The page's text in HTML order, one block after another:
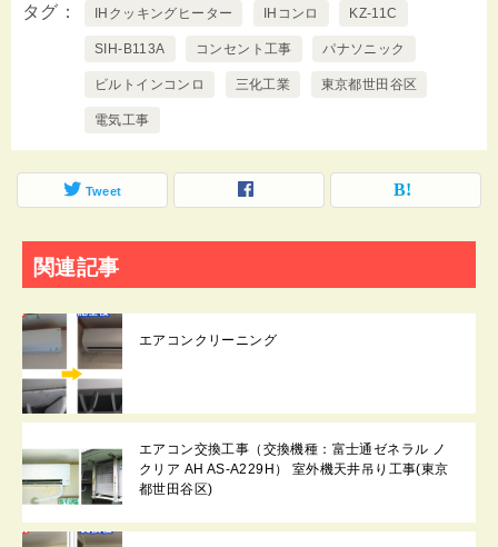
タグ IHクッキングヒーター IHコンロ KZ-11C
SIH-B113A コンセント工事 パナソニック
ビルトインコンロ 三化工業 東京都世田谷区
電気工事
Tweet
関連記事
エアコンクリーニング
エアコン交換工事（交換機種：富士通ゼネラル ノ
クリア AH AS-A229H） 室外機天井吊り工事(東京
都世田谷区)